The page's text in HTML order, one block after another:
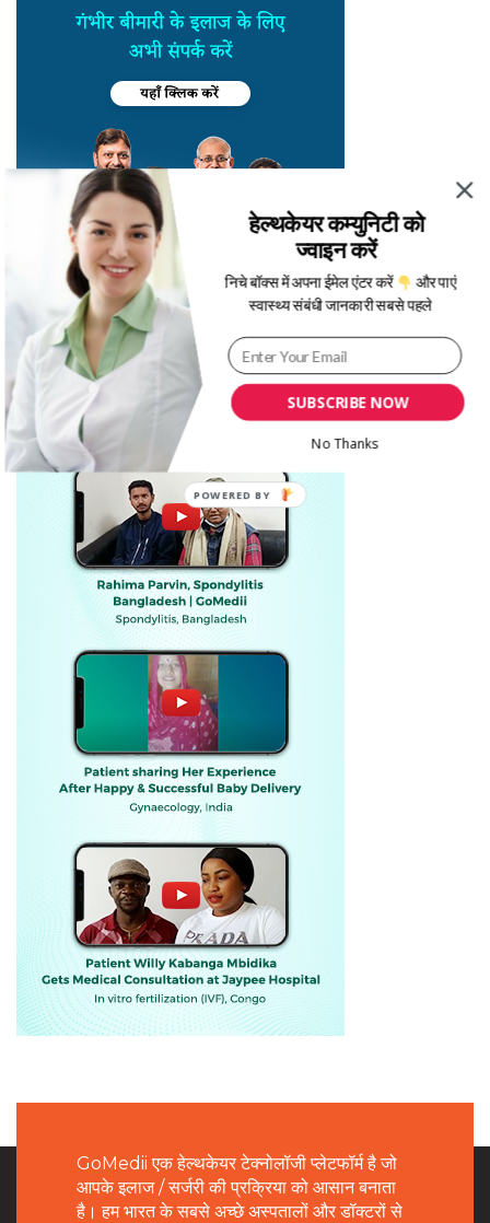
GoMedii एक हेल्थकेयर टेक्नोलॉजी प्लेटफॉर्म है जो
आपके इलाज / सर्जरी की प्रक्रिया को आसान बनाता
है। हम भारत के सबसे अच्छे अस्पतालों और डॉक्टरों से
SUBSCRIBE NOW
हेल्थकेयर कम्युनिटी को
ज्वाइन करें
निचे बॉक्स में अपना ईमेल एंटर करें
और पाएं
स्वास्थ्य संबंधी जानकारी सबसे पहले
No Thanks
POWERED BY